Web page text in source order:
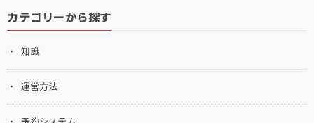
カテゴリーから探す
知識
運営方法